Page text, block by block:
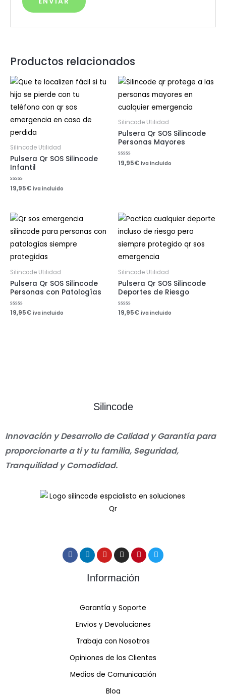
Productos relacionados
Silincode Utilidad
Pulsera Qr SOS Silincode
Infantil
Valorado
con
19,95€ iva incluido
Silincode Utilidad
Pulsera Qr SOS Silincode
Personas Mayores
Valorado
con
19,95€ iva incluido
Silincode Utilidad
Pulsera Qr SOS Silincode
Personas con Patologías
Valorado
con
19,95€ iva incluido
Silincode Utilidad
Pulsera Qr SOS Silincode
Deportes de Riesgo
Valorado
con
19,95€ iva incluido
Silincode
Innovación y Desarrollo de Calidad y Garantía para
proporcionarte a ti y tu familia, Seguridad,
Tranquilidad y Comodidad.
Información
Garantía y Soporte
Envios y Devoluciones
Trabaja con Nosotros
Opiniones de los Clientes
Medios de Comunicación
Blog